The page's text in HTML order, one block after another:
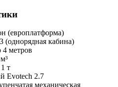
(европлатформа)
(однорядная кабина)
4 метров
т
Evotech 2.7
механическая